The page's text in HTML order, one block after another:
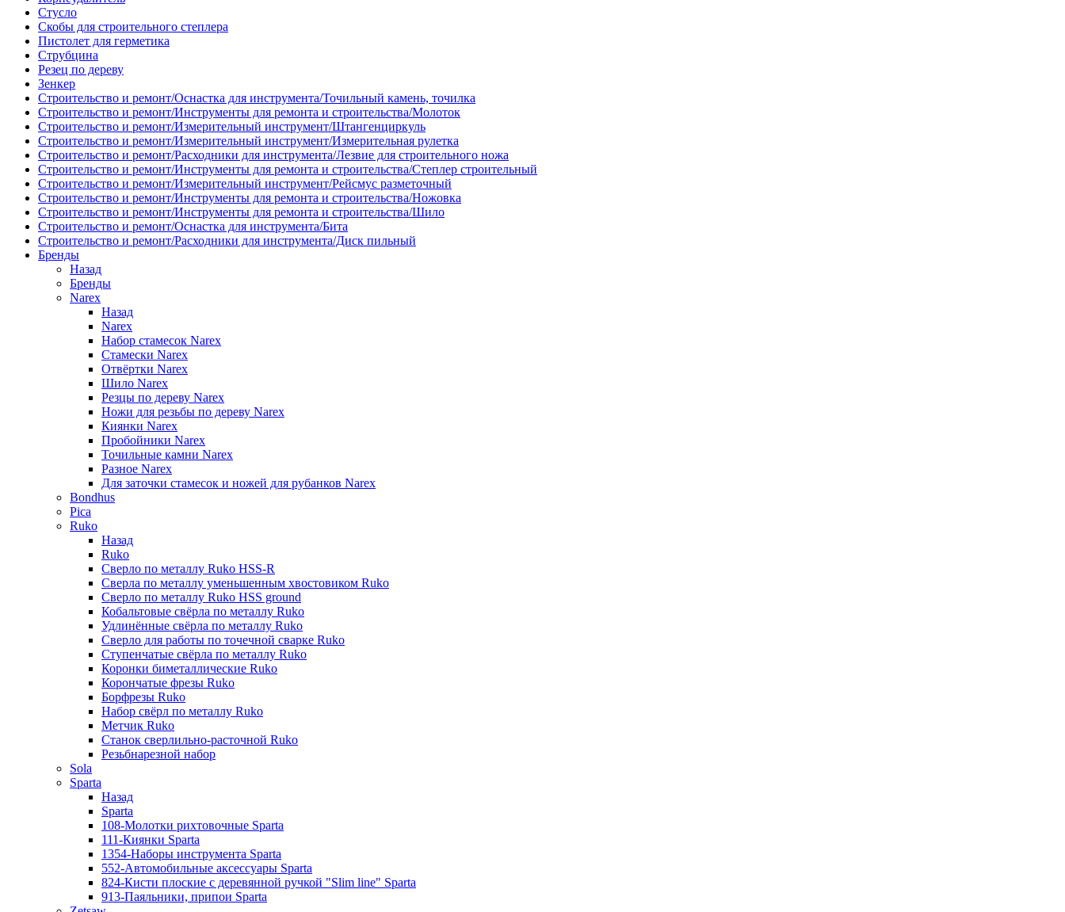
Стусло
Скобы для строительного степлера
Пистолет для герметика
Струбцина
Резец по дереву
Зенкер
Строительство и ремонт/Оснастка для инструмента/Точильный камень, точилка
Строительство и ремонт/Инструменты для ремонта и строительства/Молоток
Строительство и ремонт/Измерительный инструмент/Штангенциркуль
Строительство и ремонт/Измерительный инструмент/Измерительная рулетка
Строительство и ремонт/Расходники для инструмента/Лезвие для строительного ножа
Строительство и ремонт/Инструменты для ремонта и строительства/Степлер строительный
Строительство и ремонт/Измерительный инструмент/Рейсмус разметочный
Строительство и ремонт/Инструменты для ремонта и строительства/Ножовка
Строительство и ремонт/Инструменты для ремонта и строительства/Шило
Строительство и ремонт/Оснастка для инструмента/Бита
Строительство и ремонт/Расходники для инструмента/Диск пильный
Бренды
Назад
Бренды
Narex
Назад
Narex
Набор стамесок Narex
Стамески Narex
Отвёртки Narex
Шило Narex
Резцы по дереву Narex
Ножи для резьбы по дереву Narex
Киянки Narex
Пробойники Narex
Точильные камни Narex
Разное Narex
Для заточки стамесок и ножей для рубанков Narex
Bondhus
Pica
Ruko
Назад
Ruko
Сверло по металлу Ruko HSS-R
Сверла по металлу уменьшенным хвостовиком Ruko
Сверло по металлу Ruko HSS ground
Кобальтовые свёрла по металлу Ruko
Удлинённые свёрла по металлу Ruko
Сверло для работы по точечной сварке Ruko
Ступенчатые свёрла по металлу Ruko
Коронки биметаллические Ruko
Корончатые фрезы Ruko
Борфрезы Ruko
Набор свёрл по металлу Ruko
Метчик Ruko
Станок сверлильно-расточной Ruko
Резьбнарезной набор
Sola
Sparta
Назад
Sparta
108-Молотки рихтовочные Sparta
111-Киянки Sparta
1354-Наборы инструмента Sparta
552-Автомобильные аксессуары Sparta
824-Кисти плоские с деревянной ручкой "Slim line" Sparta
913-Паяльники, припои Sparta